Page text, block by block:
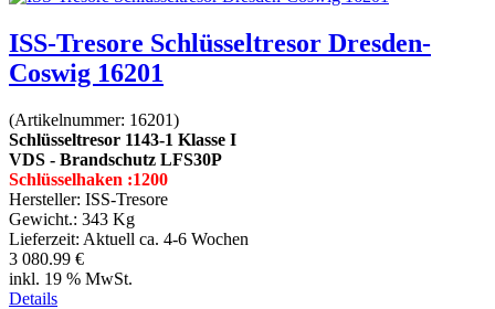
ISS-Tresore Schlüsseltresor Dresden-
Coswig 16201
(Artikelnummer: 16201)
Schlüsseltresor 1143-1 Klasse I
VDS - Brandschutz LFS30P
Schlüsselhaken :1200
Hersteller: ISS-Tresore
Gewicht.: 343 Kg
Lieferzeit: Aktuell ca. 4-6 Wochen
3 080.99 €
inkl. 19 % MwSt.
Details